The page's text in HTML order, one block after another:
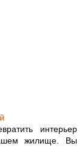
интерьер
жилище. Вы